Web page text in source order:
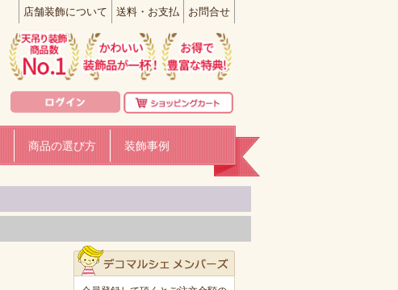
店舗装飾について 送料・お支払 お問合せ
商品の選び方 装飾事例